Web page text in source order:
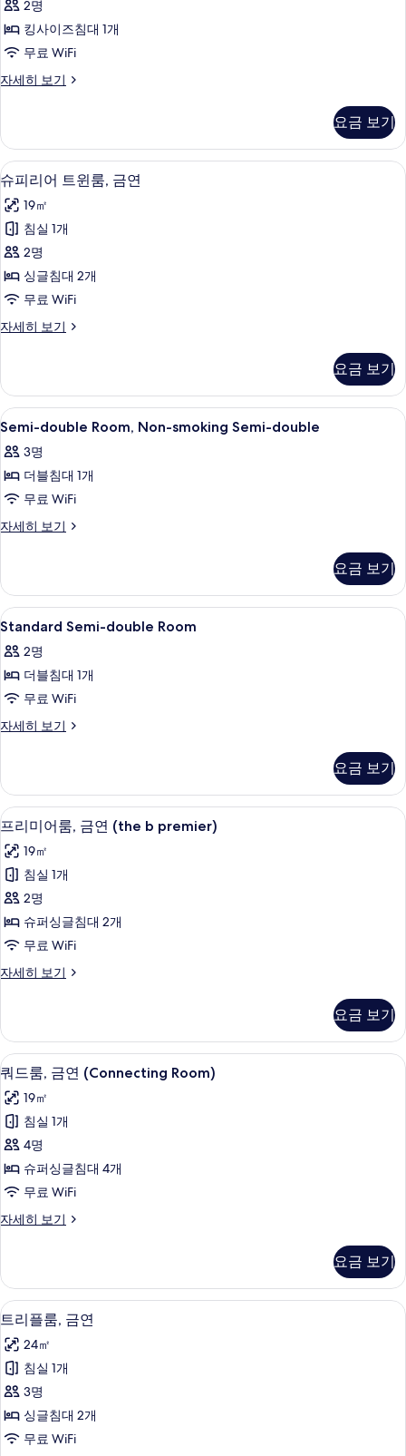
보
기
세
히
보
기
룸,
금
(Corner
진
모
두
보
기
2명
킹사이즈침대 1개
무료 WiFi
자세히 보기
스
룸,
금
연
(Corner
King)
자
세
히
보
기
요금 보기
슈
피
리
어
트
윈
금
사
진
모
두
보
기
8
슈피리어 트윈룸, 금연
19㎡
침실 1개
2명
싱글침대 2개
무료 WiFi
자세히 보기
슈
트
윈
룸,
연
자
히
보
기
요금 보기
Semi-
double
Room,
Non-
smoking
Semi-
진
모
두
보
기
7
Semi-double Room, Non-smoking Semi-double
3명
더블침대 1개
무료 WiFi
자세히 보기
Semi-
smoking
Semi-
double
세
히
기
요금 보기
Standard
Semi-
double
Room
사
진
보
기
1
Standard Semi-double Room
2명
더블침대 1개
무료 WiFi
자세히 보기
Standard
자
세
히
기
요금 보기
프
리
미
어
룸,
금
(the
사
진
모
두
보
기
9
프리미어룸, 금연 (the b premier)
19㎡
침실 1개
2명
슈퍼싱글침대 2개
무료 WiFi
자세히 보기
프
룸,
금
연
(the
b
premier)
자
세
히
보
기
요금 보기
쿼
드
룸,
금
연
(Connecting
Room)
사
두
보
기
쿼드룸, 금연 (Connecting Room) | 책
7
쿼드룸, 금연 (Connecting Room)
19㎡
침실 1개
4명
슈퍼싱글침대 4개
무료 WiFi
자세히 보기
쿼
연
(Connecting
Room)
세
히
보
기
요금 보기
트
리
플
룸,
금
연
트리플룸, 금연 | 책상, 방음 설비, 무료
7
트리플룸, 금연
24㎡
침실 1개
3명
싱글침대 2개
무료 WiFi